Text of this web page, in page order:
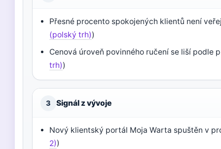
Přesné procento spokojených klientů není
(polský trh))
Cenová úroveň povinného ručení se liší podle
trh))
3 Signál z vývoje
Nový klientský portál Moja Warta spuštěn v
2))